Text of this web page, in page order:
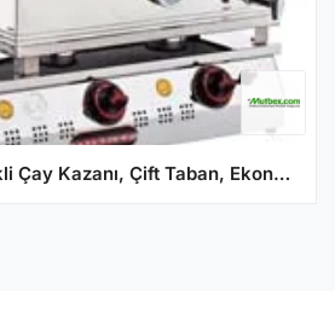
Silverinox 3 Demlikli Çay Kazanı, Çift Taban, Ekonomik, LPG'li, 60'lık